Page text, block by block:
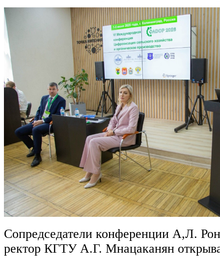
Сопредседатели конференции А,Л.
ректор КГТУ А.Г. Мнацаканян